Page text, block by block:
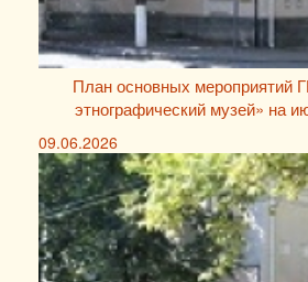
План основных мероприятий
этнографический музей» на
09.06.2026